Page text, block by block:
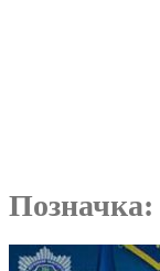
Позначка: